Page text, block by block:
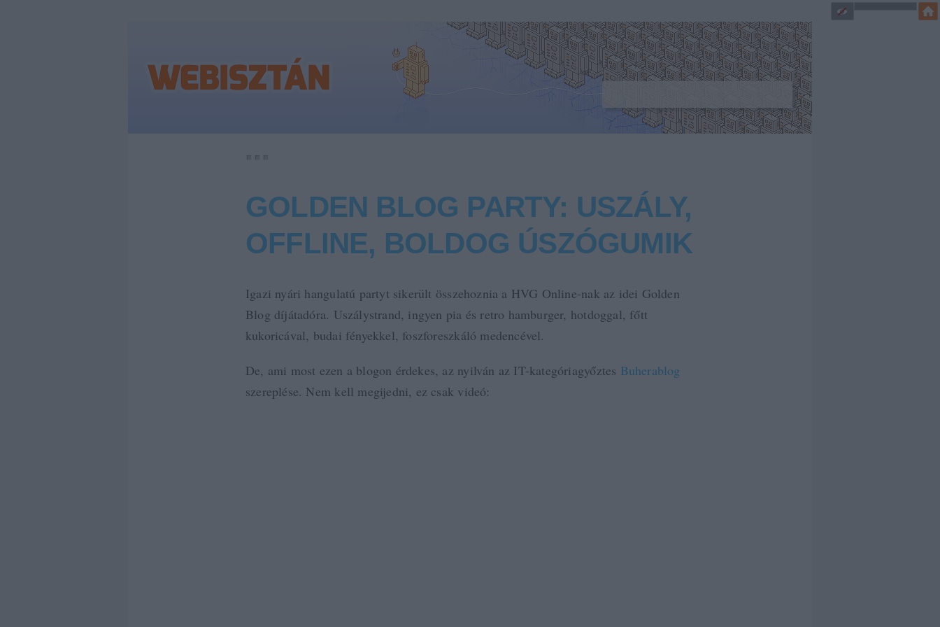
GOLDEN BLOG PARTY: USZÁLY,
OFFLINE, BOLDOG ÚSZÓGUMIK
Igazi nyári hangulatú partyt sikerült összehoznia a HVG Online-nak az idei Golden
Blog díjátadóra. Uszálystrand, ingyen pia és retro hamburger, hotdoggal, főtt
kukoricával, budai fényekkel, foszforeszkáló medencével.
De, ami most ezen a blogon érdekes, az nyilván az IT-kategóriagyőztes Buherablog
szereplése. Nem kell megijedni, ez csak videó: